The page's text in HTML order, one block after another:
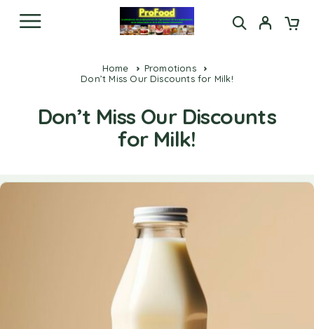
Home
Promotions
Don’t Miss Our Discounts for Milk!
Don’t Miss Our Discounts
for Milk!